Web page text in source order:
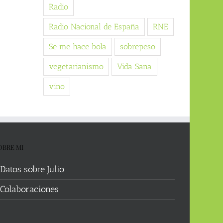
Radio
Radio Nacional de España RNE
Se me hace bola sobrepeso
vegetarianismo Vida Sana
vino
MI
Datos sobre Julio
Colaboraciones